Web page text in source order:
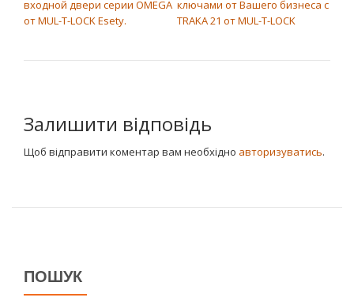
входной двери серии OMEGA
от MUL-T-LOCK Esety.
ключами от Вашего бизнеса с
TRAKA 21 от MUL-T-LOCK
Залишити відповідь
Щоб відправити коментар вам необхідно авторизуватись.
ПОШУК